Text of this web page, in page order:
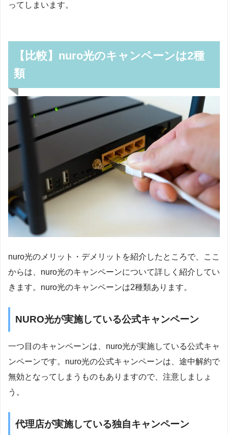
ってしまいます。
【比較】nuro光のキャンペーンは2種
類
nuro光のメリット・デメリットを紹介したところで、ここ
からは、nuro光のキャンペーンについて詳しく紹介してい
きます。nuro光のキャンペーンは2種類あります。
NURO光が実施している公式キャンペーン
一つ目のキャンペーンは、nuro光が実施している公式キャ
ンペーンです。nuro光の公式キャンペーンは、途中解約で
無効となってしまうものもありますので、注意しましょ
う。
代理店が実施している独自キャンペーン